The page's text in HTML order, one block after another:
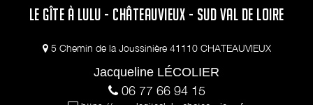
LE GÎTE À LULU - CHÂTEAUVIEUX - SUD VAL DE LOIRE
5 Chemin de la Joussinière 41110 CHATEAUVIEUX
Jacqueline LÉCOLIER
06 77 66 94 15